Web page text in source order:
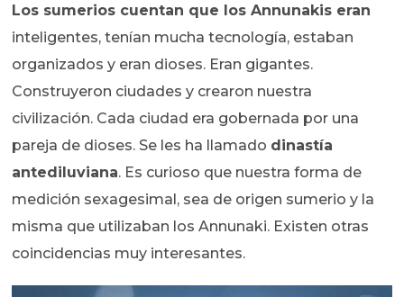
Los sumerios cuentan que los Annunakis eran
inteligentes, tenían mucha tecnología, estaban
organizados y eran dioses. Eran gigantes.
Construyeron ciudades y crearon nuestra
civilización. Cada ciudad era gobernada por una
pareja de dioses. Se les ha llamado dinastía
antediluviana. Es curioso que nuestra forma de
medición sexagesimal, sea de origen sumerio y la
misma que utilizaban los Annunaki. Existen otras
coincidencias muy interesantes.